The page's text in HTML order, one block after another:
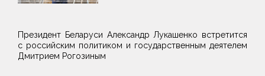
Президент Беларуси Александр Лукашенко встретится
с российским политиком и государственным деятелем
Дмитрием Рогозиным